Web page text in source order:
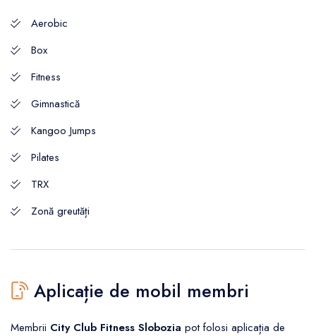
Aerobic
Box
Fitness
Gimnastică
Kangoo Jumps
Pilates
TRX
Zonă greutăți
Aplicație de mobil membri
Membrii City Club Fitness Slobozia pot folosi aplicația de